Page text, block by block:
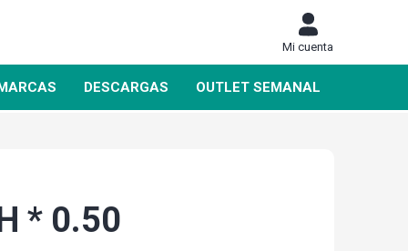
Mi cuenta
DESCARGAS OUTLET SEMANAL
* 0.50